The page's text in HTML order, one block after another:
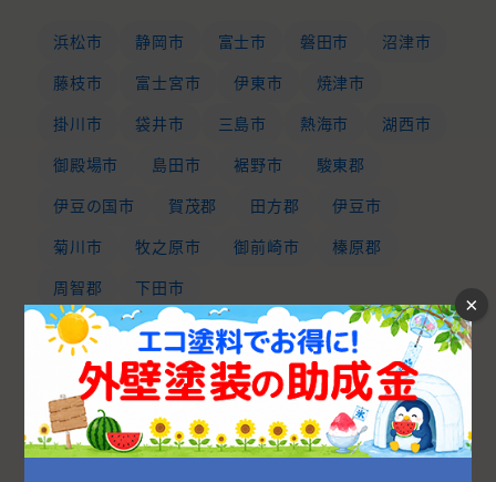
浜松市 静岡市 富士市 磐田市
沼津市
藤枝市
富士宮市 伊東市
焼津市
掛川市
袋井市 三島市 熱海市
湖西市
御殿場市
島田市 裾野市
駿東郡
伊豆の国市
賀茂郡 田方郡
伊豆市
菊川市
牧之原市 御前崎市
榛原郡
周智郡
下田市
×